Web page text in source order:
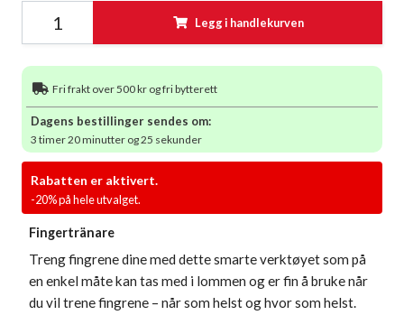
Legg i handlekurven
Fri frakt over 500 kr og fri bytterett
Dagens bestillinger sendes om:
3 timer 20 minutter og 25 sekunder
Rabatten er aktivert.
-20% på hele utvalget.
Fingertränare
Treng fingrene dine med dette smarte verktøyet som på
en enkel måte kan tas med i lommen og er fin å bruke når
du vil trene fingrene – når som helst og hvor som helst.